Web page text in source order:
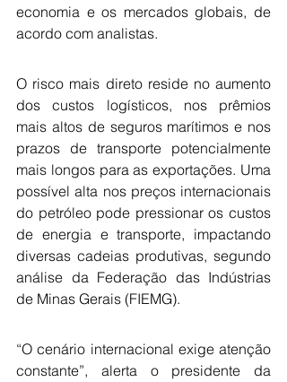
economia e os mercados globais, de
acordo com analistas.
O risco mais direto reside no aumento
dos custos logísticos, nos prêmios
mais altos de seguros marítimos e nos
prazos de transporte potencialmente
mais longos para as exportações. Uma
possível alta nos preços internacionais
do petróleo pode pressionar os custos
de energia e transporte, impactando
diversas cadeias produtivas, segundo
análise da Federação das Indústrias
de Minas Gerais (FIEMG).
“O cenário internacional exige atenção
constante”, alerta o presidente da